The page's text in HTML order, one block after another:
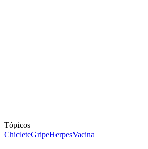
Tópicos
ChicleteGripeHerpesVacina